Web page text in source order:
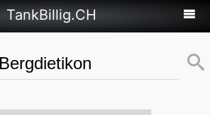
TankBillig.CH